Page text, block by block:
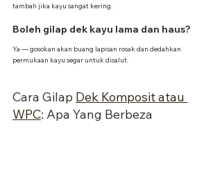
tambah jika kayu sangat kering.
Boleh gilap dek kayu lama dan haus?
Ya — gosokan akan buang lapisan rosak dan dedahkan
permukaan kayu segar untuk disalut.
Cara Gilap Dek Komposit atau
WPC: Apa Yang Berbeza